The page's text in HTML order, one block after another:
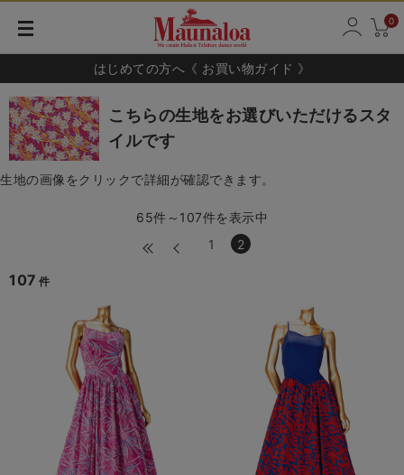
0
はじめての方へ《 お買い物ガイド 》
こちらの生地をお選びいただけるスタ
イルです
生地の画像をクリックで詳細が確認できます。
65件～107件を表示中
1
2
107 件